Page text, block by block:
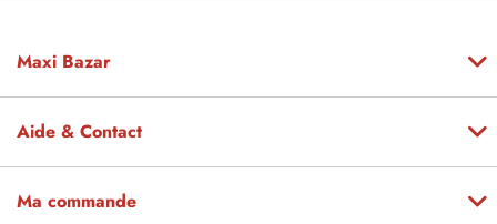
Maxi Bazar
Aide & Contact
Ma commande